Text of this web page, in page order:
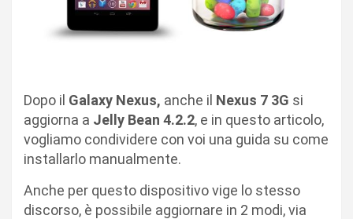
Dopo il Galaxy Nexus, anche il Nexus 7 3G si
aggiorna a Jelly Bean 4.2.2, e in questo articolo,
vogliamo condividere con voi una guida su come
installarlo manualmente.
Anche per questo dispositivo vige lo stesso
discorso, è possibile aggiornare in 2 modi, via